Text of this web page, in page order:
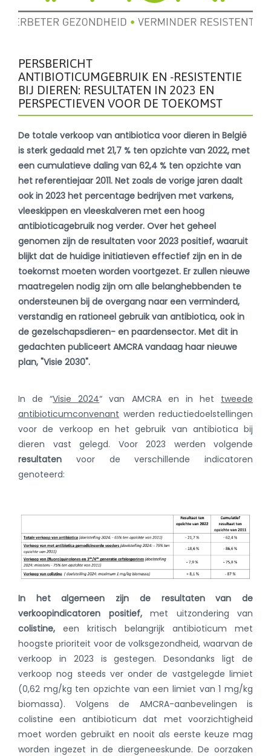
PERSBERICHT
ANTIBIOTICUMGEBRUIK EN -RESISTENTIE
BIJ DIEREN: RESULTATEN IN 2023 EN
PERSPECTIEVEN VOOR DE TOEKOMST
De totale verkoop van antibiotica voor dieren in België
is sterk gedaald met 21,7 % ten opzichte van 2022, met
een cumulatieve daling van 62,4 % ten opzichte van
het referentiejaar 2011. Net zoals de vorige jaren daalt
ook in 2023 het percentage bedrijven met varkens,
vleeskippen en vleeskalveren met een hoog
antibioticagebruik nog verder. Over het geheel
genomen zijn de resultaten voor 2023 positief, waaruit
blijkt dat de huidige initiatieven effectief zijn en in de
toekomst moeten worden voortgezet. Er zullen nieuwe
maatregelen nodig zijn om alle belanghebbenden te
ondersteunen bij de overgang naar een verminderd,
verstandig en rationeel gebruik van antibiotica, ook in
de gezelschapsdieren- en paardensector. Met dit in
gedachten publiceert AMCRA vandaag haar nieuwe
plan, "Visie 2030".
In de “Visie 2024“ van AMCRA en in het tweede
antibioticumconvenant werden reductiedoelstellingen
voor de verkoop en het gebruik van antibiotica bij
dieren vast gelegd. Voor 2023 werden volgende
resultaten voor de verschillende indicatoren
genoteerd:
In het algemeen zijn de resultaten van de
verkoopindicatoren positief,met uitzondering van
colistine, een kritisch belangrijk antibioticum met
hoogste prioriteit voor de volksgezondheid, waarvan de
verkoop in 2023 is gestegen. Desondanks ligt de
verkoop nog steeds ver onder de vastgelegde limiet
(0,62 mg/kg ten opzichte van een limiet van 1 mg/kg
biomassa). Volgens de AMCRA-aanbevelingen is
colistine een antibioticum dat met voorzichtigheid
moet worden gebruikt en nooit als eerste keuze mag
worden ingezet in de diergeneeskunde. De oorzaken